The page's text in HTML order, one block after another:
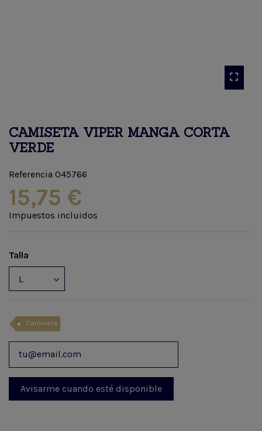
CAMISETA VIPER MANGA CORTA
VERDE
Referencia 045766
15,75 €
Impuestos incluidos
Talla
Camiseta